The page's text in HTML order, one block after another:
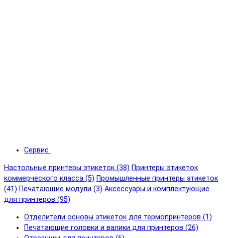
Сервис
Настольные принтеры этикеток (38) Принтеры этикеток
коммерческого класса (5) Промышленные принтеры этикеток
(41) Печатающие модули (3) Аксессуары и комплектующие
для принтеров (95)
Отделители основы этикеток для термопринтеров (1)
Печатающие головки и валики для принтеров (26)